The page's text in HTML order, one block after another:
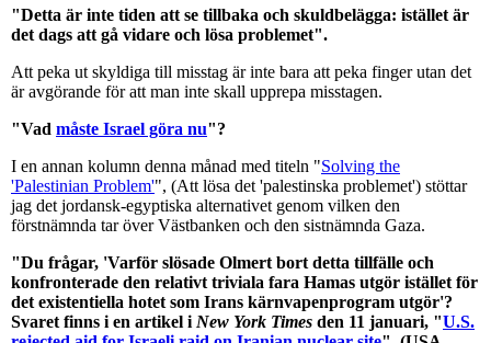
"Detta är inte tiden att se tillbaka och skuldbelägga: istället är
det dags att gå vidare och lösa problemet".
Att peka ut skyldiga till misstag är inte bara att peka finger utan det
är avgörande för att man inte skall upprepa misstagen.
"Vad måste Israel göra nu"?
I en annan kolumn denna månad med titeln "Solving the
'Palestinian Problem'", (Att lösa det 'palestinska problemet') stöttar
jag det jordansk-egyptiska alternativet genom vilken den
förstnämnda tar över Västbanken och den sistnämnda Gaza.
"Du frågar, 'Varför slösade Olmert bort detta tillfälle och
konfronterade den relativt triviala fara Hamas utgör istället för
det existentiella hotet som Irans kärnvapenprogram utgör'?
Svaret finns i en artikel i New York Times den 11 januari, "U.S.